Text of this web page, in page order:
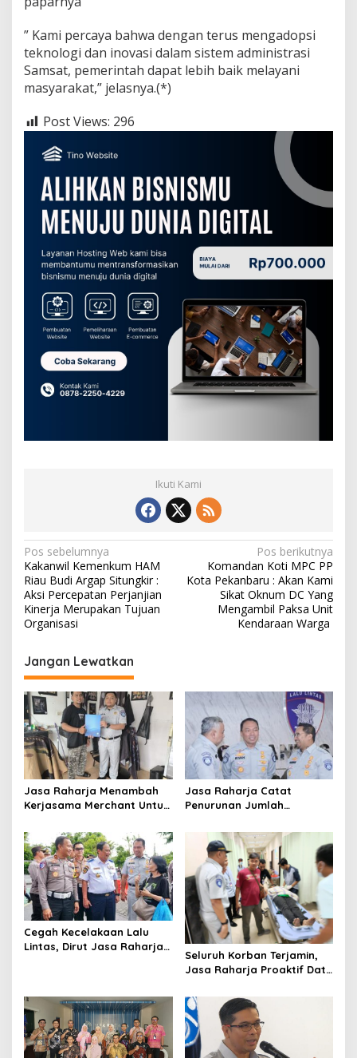
” Kami percaya bahwa dengan terus mengadopsi
teknologi dan inovasi dalam sistem administrasi
Samsat, pemerintah dapat lebih baik melayani
masyarakat,” jelasnya.(*)
Post Views: 296
Ikuti Kami
N
a
v
i
a
s
i
p
o
s
Pos sebelumnya
Kakanwil Kemenkum HAM
Riau Budi Argap Situngkir :
Aksi Percepatan Perjanjian
Kinerja Merupakan Tujuan
Organisasi
Pos berikutnya
Komandan Koti MPC PP
Kota Pekanbaru : Akan Kami
Sikat Oknum DC Yang
Mengambil Paksa Unit
Kendaraan Warga
Jangan Lewatkan
Jasa Raharja Menambah
Kerjasama Merchant Untuk
Pemilik Kendaraan Taat
Pajak
Jasa Raharja Catat
Penurunan Jumlah
2024: Dampak Positif dari
Sinergi dan Kolaborasi
Cegah Kecelakaan Lalu
Lintas, Dirut Jasa Raharja
Seluruh Korban Terjamin,
Jasa Raharja Proaktif Data
di Tol Cipularang